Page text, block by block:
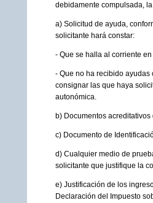
debidamente compulsada,
a) Solicitud de ayuda,
solicitante hará constar:
- Que se halla al corriente
- Que no ha recibido
consignar las que haya
autonómica.
b) Documentos
c) Documento de
d) Cualquier medio de
solicitante que justifique la
e) Justificación de los
Declaración del Impuesto